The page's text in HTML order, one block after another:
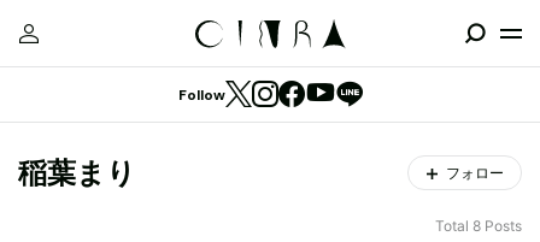
Follow
稲葉まり フォロー
Total 8 Posts